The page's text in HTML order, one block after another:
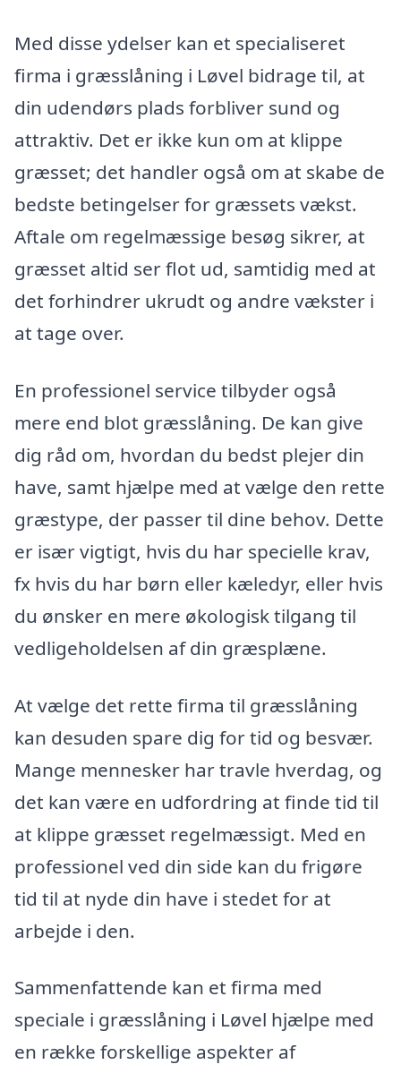
Med disse ydelser kan et specialiseret
firma i græsslåning i Løvel bidrage til, at
din udendørs plads forbliver sund og
attraktiv. Det er ikke kun om at klippe
græsset; det handler også om at skabe de
bedste betingelser for græssets vækst.
Aftale om regelmæssige besøg sikrer, at
græsset altid ser flot ud, samtidig med at
det forhindrer ukrudt og andre vækster i
at tage over.
En professionel service tilbyder også
mere end blot græsslåning. De kan give
dig råd om, hvordan du bedst plejer din
have, samt hjælpe med at vælge den rette
græstype, der passer til dine behov. Dette
er især vigtigt, hvis du har specielle krav,
fx hvis du har børn eller kæledyr, eller hvis
du ønsker en mere økologisk tilgang til
vedligeholdelsen af din græsplæne.
At vælge det rette firma til græsslåning
kan desuden spare dig for tid og besvær.
Mange mennesker har travle hverdag, og
det kan være en udfordring at finde tid til
at klippe græsset regelmæssigt. Med en
professionel ved din side kan du frigøre
tid til at nyde din have i stedet for at
arbejde i den.
Sammenfattende kan et firma med
speciale i græsslåning i Løvel hjælpe med
en række forskellige aspekter af